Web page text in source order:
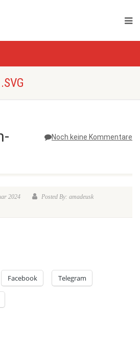
Noch keine Kommentare
2024
Posted By: amadeusk
Facebook Telegram